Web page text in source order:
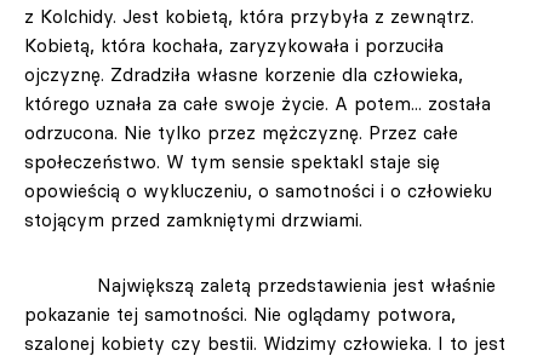
z Kolchidy. Jest kobietą, która przybyła z zewnątrz.
Kobietą, która kochała, zaryzykowała i porzuciła
ojczyznę. Zdradziła własne korzenie dla człowieka,
którego uznała za całe swoje życie. A potem... została
odrzucona. Nie tylko przez mężczyznę. Przez całe
społeczeństwo. W tym sensie spektakl staje się
opowieścią o wykluczeniu, o samotności i o człowieku
stojącym przed zamkniętymi drzwiami.
Największą zaletą przedstawienia jest właśnie
pokazanie tej samotności. Nie oglądamy potwora,
szalonej kobiety czy bestii. Widzimy człowieka. I to jest